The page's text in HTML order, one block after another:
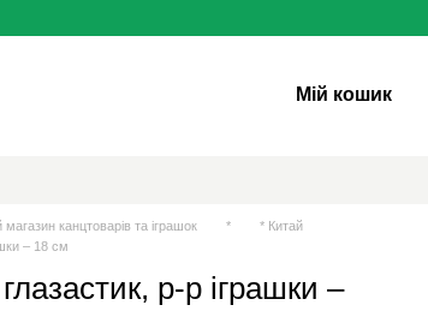
Мій кошик
канцтоварів та іграшок *
* Китай
– 18 см
р-р іграшки –